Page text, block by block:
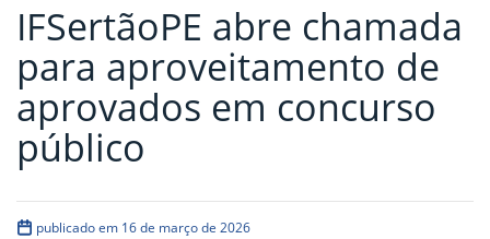
IFSertãoPE abre chamada
para aproveitamento de
aprovados em concurso
público
publicado em 16 de março de 2026